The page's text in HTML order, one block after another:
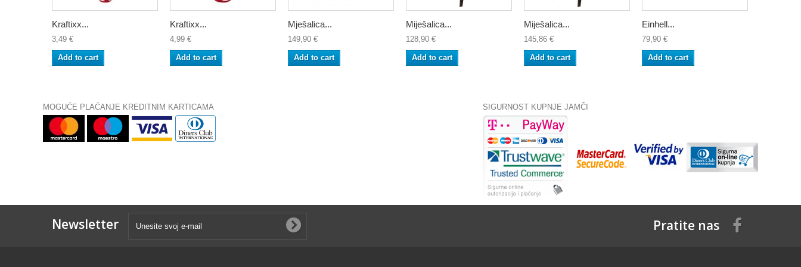
Kraftixx...
3,49 €
Add to cart
Kraftixx...
4,99 €
Add to cart
Mješalica...
149,90 €
Add to cart
Miješalica...
128,90 €
Add to cart
Miješalica...
145,86 €
Add to cart
Einhell...
79,90 €
Add to cart
MOGUĆE PLAĆANJE KREDITNIM KARTICAMA SIGURNOST KUPNJE JAMČI
Newsletter Pratite nas